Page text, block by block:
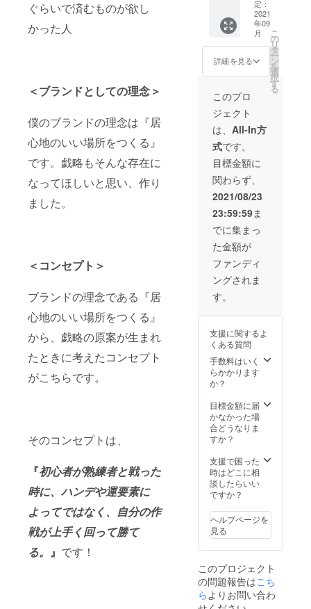
ぐらいで済むものが欲し
かった人
＜ブランドとしての理念＞
僕のブランドの理念は『居
心地のいい場所をつくる』
です。戯略もそんな存在に
なってほしいと思い、作り
ました。
＜コンセプト＞
ブランドの理念である『居
心地のいい場所をつくる』
から、戯略の原案が生まれ
たときに考えたコンセプト
がこちらです。
そのコンセプトは、
『初心者が熟練者と戦った
時に、ハンデや運要素に
よってではなく、自分の作
戦が上手く回って勝て
る。 』 です！
す！ 加
えて、
戯略制
作に携
わって
いただ
て、サ
イトの
クレ
ジット
にて ハ
ンドル
ネーム
また
は、
Twitter
アカウ
ントの
お名前
を掲載
させて
くださ
い！ ※
支援
欄にご
希望の
ハンド
ルネー
ムまた
は、
ントを
ご記入
くださ
れた場
合の実
施の流
れ ①こ
りメー
ルをお
送りし
ます。
りした
メール
へ返信
する形
リーは
サイト
にて掲
載させ
ていた
だきま
す。
例：
「時は
平安の
世が終
わり、
源頼朝
が朝廷
を築い
た1185
年。あ
る日、
争いが
起き
た。そ
れは突
然のこ
とだっ
た…」
考案し
ストー
サイト
に掲載
させて
いただ
きま
えて、
戯略制
作に携
わって
いた方
とし
て、サ
イトの
ジット
にて ハ
ンドル
ネーム
は、
Twitter
アカウ
ントの
定：
2021
年09
月
詳細を見る
こ
の
リ
タ
ー
ン
を
選
択
す
る
このプロ
ジェクト
は、 All-In方
式です。
目標金額に
関わらず、
2021/08/23
23:59:59ま
でに集まっ
た金額が
ファンディ
ングされま
す。
支援に関するよ
くある質問
手数料はいく
らかかります
か？
目標金額に届
かなかった場
合どうなりま
すか？
支援で困った
時はどこに相
談したらいい
ですか？
ヘルプページを
見る
このプロジェクト
の問題報告はこち
ら よりお問い合わ